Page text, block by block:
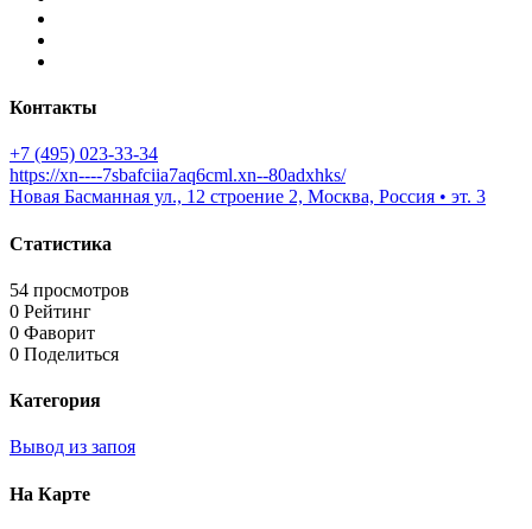
Контакты
+7 (495) 023-33-34
https://xn----7sbafciia7aq6cml.xn--80adxhks/
Новая Басманная ул., 12 строение 2, Москва, Россия • эт. 3
Статистика
54 просмотров
0 Рейтинг
0 Фаворит
0 Поделиться
Категория
Вывод из запоя
На Карте